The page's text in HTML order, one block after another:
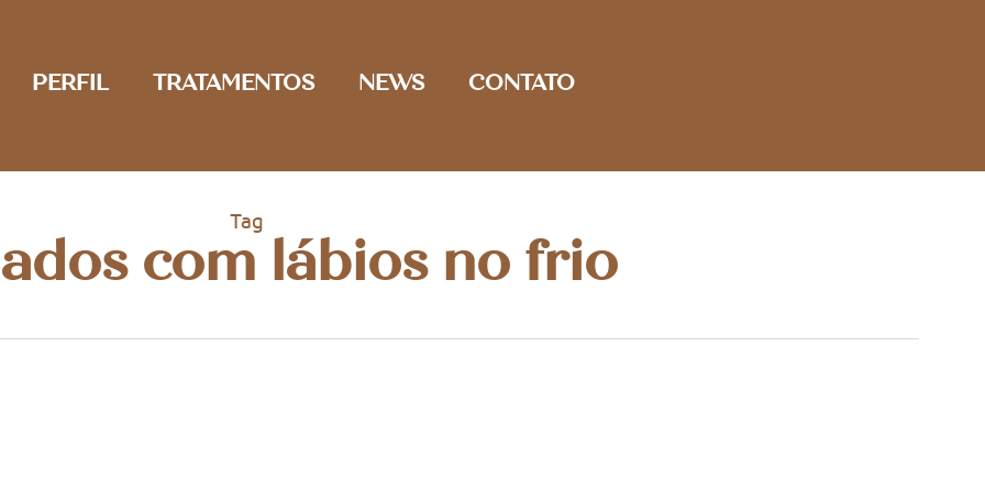
PERFIL TRATAMENTOS NEWS CONTATO
Tag
com lábios no frio